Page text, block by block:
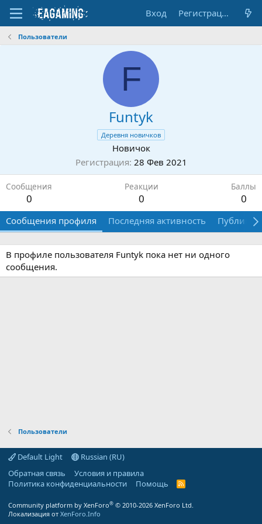
Вход Регистрация
Пользователи
F
Funtyk
Деревня новичков
Новичок
Регистрация 28 Фев 2021
Сообщения
0
Реакции
0
Баллы
0
Сообщения профиля Последняя активность
В профиле пользователя Funtyk пока нет ни одного
сообщения.
Пользователи
Default Light
Russian (RU)
Обратная связь
Условия и правила
Политика конфиденциальности
Помощь
R
Community platform by XenForo® © 2010-2026 XenForo Ltd.
Локализация от XenForo.Info